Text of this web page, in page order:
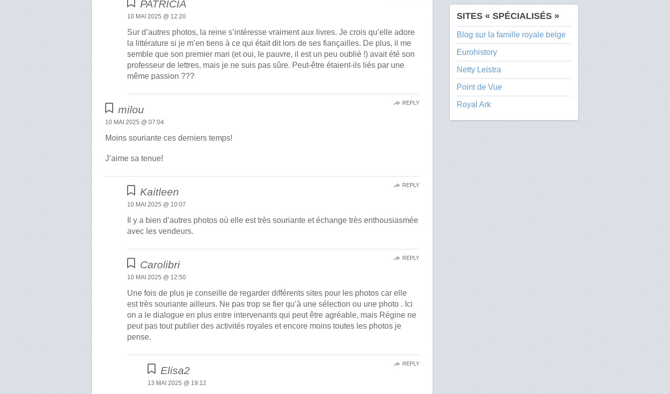
PATRICIA
10 MAI 2025 @ 12:20
Sur d’autres photos, la reine s’intéresse vraiment aux livres. Je crois qu’elle adore
la littérature si je m’en tiens à ce qui était dit lors de ses fiançailles. De plus, il me
semble que son premier mari (et oui, le pauvre, il est un peu oublié !) avait été son
professeur de lettres, mais je ne suis pas sûre. Peut-être étaient-ils liés par une
même passion ???
milou
10 MAI 2025 @ 07:04
Moins souriante ces derniers temps!
J’aime sa tenue!
REPLY
Kaitleen
10 MAI 2025 @ 10:07
Il y a bien d’autres photos où elle est très souriante et échange très enthousiasmée
avec les vendeurs.
REPLY
Carolibri
10 MAI 2025 @ 12:50
Une fois de plus je conseille de regarder différents sites pour les photos car elle
est très souriante ailleurs. Ne pas trop se fier qu’à une sélection ou une photo . Ici
on a le dialogue en plus entre intervenants qui peut être agréable, mais Régine ne
peut pas tout publier des activités royales et encore moins toutes les photos je
pense.
REPLY
Elisa2
13 MAI 2025 @ 19:12
REPLY
SITES « SPÉCIALISÉS »
Blog sur la famille royale belge
Eurohistory
Netty Leistra
Point de Vue
Royal Ark